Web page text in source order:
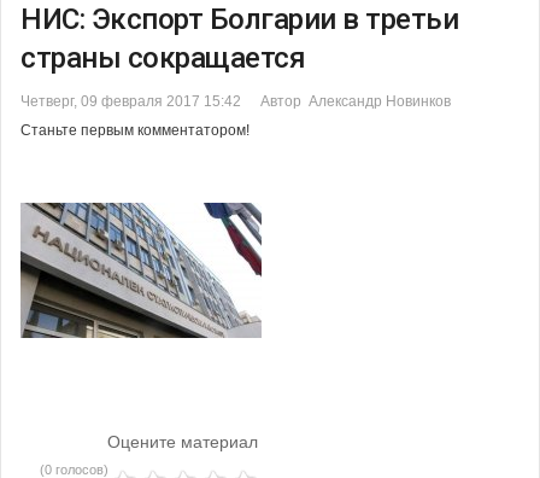
НИС: Экспорт Болгарии в третьи
страны сокращается
Четверг, 09 февраля 2017 15:42
Автор Александр Новинков
Станьте первым комментатором!
Оцените материал
(0 голосов)